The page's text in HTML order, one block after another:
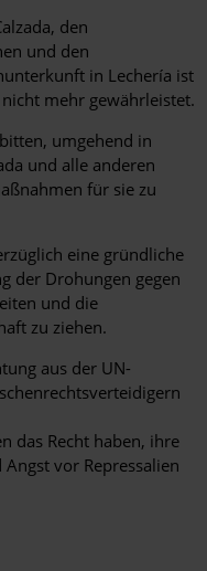
den
und den
in Lechería ist
mehr gewährleistet.
umgehend in
und alle anderen
für sie zu
eine gründliche
der Drohungen gegen
und die
zu ziehen.
aus der UN-
das Recht haben, ihre
vor Repressalien